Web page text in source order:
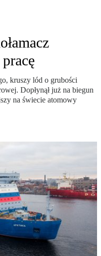
kruszy lód o grubości
Dopłynął już na biegun
na świecie atomowy